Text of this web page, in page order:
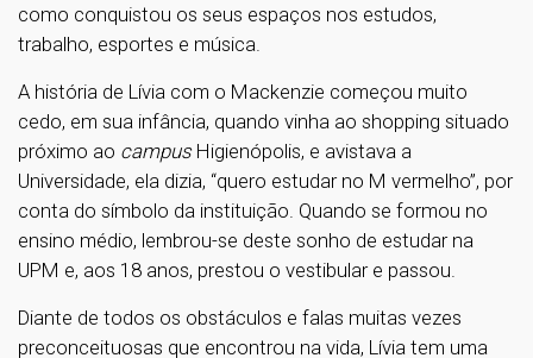
como conquistou os seus espaços nos estudos,
trabalho, esportes e música.
A história de Lívia com o Mackenzie começou muito
cedo, em sua infância, quando vinha ao shopping situado
próximo ao campusHigienópolis, e avistava a
Universidade, ela dizia, “quero estudar no M vermelho”, por
conta do símbolo da instituição. Quando se formou no
ensino médio, lembrou-se deste sonho de estudar na
UPM e, aos 18 anos, prestou o vestibular e passou.
Diante de todos os obstáculos e falas muitas vezes
preconceituosas que encontrou na vida, Lívia tem uma